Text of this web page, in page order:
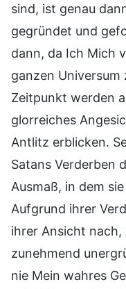
sind, ist genau
gegründet und
dann, da Ich Mich
ganzen Universum
Zeitpunkt werden
glorreiches
Antlitz erblicken.
Satans Verderben
Ausmaß, in dem
Aufgrund ihrer
ihrer Ansicht
zunehmend
nie Mein wahres